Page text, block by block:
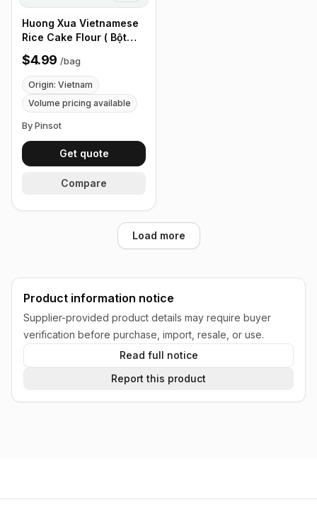
Huong Xua Vietnamese
Rice Cake Flour ( Bột
Bánh Cuốn ) - 220g
7.5oz
$4.99 /bag
Origin: Vietnam
Volume pricing available
By Pinsot
Get quote
Compare
Load more
Product information notice
Supplier-provided product details may require buyer
verification before purchase, import, resale, or use.
Read full notice
Report this product